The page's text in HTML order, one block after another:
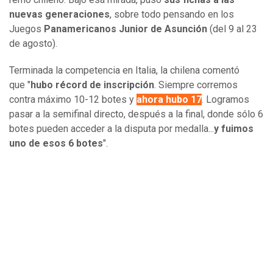
nuevas generaciones, sobre todo pensando en los
Juegos Panamericanos Junior de Asunción (del 9 al 23
de agosto).
Terminada la competencia en Italia, la chilena comentó
que " hubo récord de inscripción. Siempre corremos
contra máximo 10-12 botes y ahora hubo 17. Logramos
pasar a la semifinal directo, después a la final, donde sólo 6
botes pueden acceder a la disputa por medalla...y fuimos
uno de esos 6 botes".